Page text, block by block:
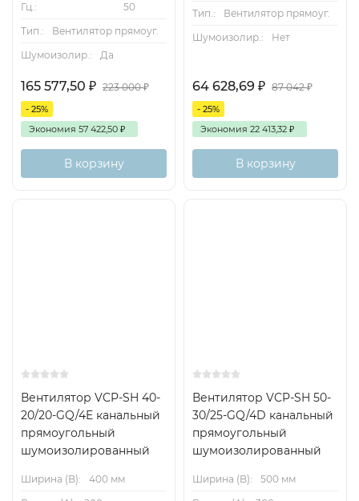
Гц.:
50
Тип.:
Вентилятор прямоуг.
Шумоизолир.:
Да
165 577,50 ₽ 223 000₽
- 25%
Экономия 57 422,50 ₽
В корзину
Тип.:
Вентилятор прямоуг.
Шумоизолир.:
Нет
64 628,69 ₽ 87 042₽
- 25%
Экономия 22 413,32 ₽
В корзину
Вентилятор VCP-SH 40-
20/20-GQ/4E канальный
прямоугольный
шумоизолированный
Ширина (B):
400 мм
Вентилятор VCP-SH 50-
30/25-GQ/4D канальный
прямоугольный
шумоизолированный
Ширина (B):
500 мм